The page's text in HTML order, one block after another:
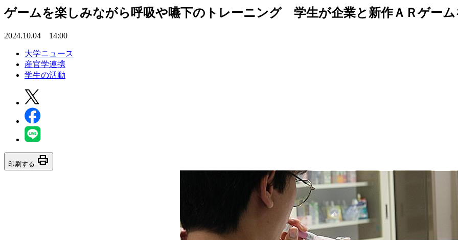
ゲームを楽しみながら呼吸や嚥下のトレーニング 学生が企業と新作ＡＲゲーム
2024.10.04 14:00
大学ニュース
産官学連携
学生の活動
印刷する print